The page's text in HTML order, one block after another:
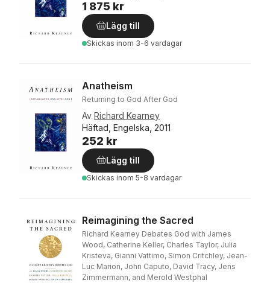
1 875 kr
Lägg till
Skickas inom 3-6 vardagar
Anatheism
Returning to God After God
Av Richard Kearney
Häftad, Engelska, 2011
252 kr
Lägg till
Skickas inom 5-8 vardagar
Reimagining the Sacred
Richard Kearney Debates God with James
Wood, Catherine Keller, Charles Taylor, Julia
Kristeva, Gianni Vattimo, Simon Critchley, Jean-
Luc Marion, John Caputo, David Tracy, Jens
Zimmermann, and Merold Westphal